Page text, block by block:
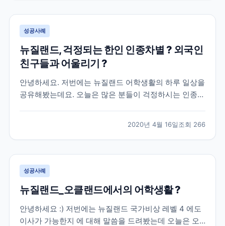
성공사례
뉴질랜드, 걱정되는 한인 인종차별 ? 외국인
친구들과 어울리기 ?
안녕하세요. 저번에는 뉴질랜드 어학생활의 하루 일상을
공유해봤는데요. 오늘은 많은 분들이 걱정하시는 인종차
실제 분위기는 어떤지 전해드리고자 해요 : ) * 집중 * [
말 많은 인종차별, 오클랜드 내에서의 체감은 어...
2020년 4월 16일조회 266
성공사례
뉴질랜드_오클랜드에서의 어학생활 ?
안녕하세요 :) 저번에는 뉴질랜드 국가비상 레벨 4 에도
이사가 가능한지 에 대해 말씀을 드려봤는데 오늘은 오